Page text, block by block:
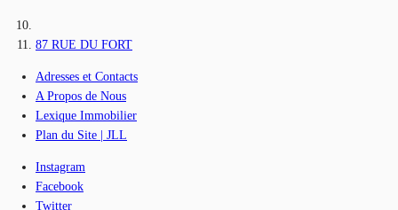
87 RUE DU FORT
Adresses et Contacts
A Propos de Nous
Lexique Immobilier
Plan du Site | JLL
Instagram
Facebook
Twitter